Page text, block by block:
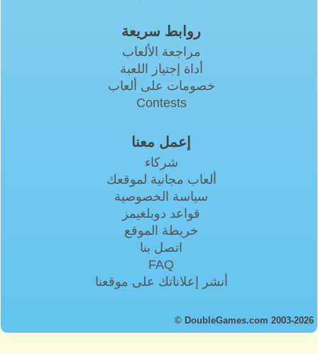
روابط سريعة
مراجعة الألعاب
أداة إجتياز اللعبة
خصومات على ألعاب
Contests
إعمل معنا
شركاء
ألعاب مجانية لموقعك
سياسة الخصوصية
قواعد دوبلغيمز
خريطة الموقع
اتصل بنا
FAQ
أنشر إعلاناتك على موقعنا
© DoubleGames.com 2003-2026